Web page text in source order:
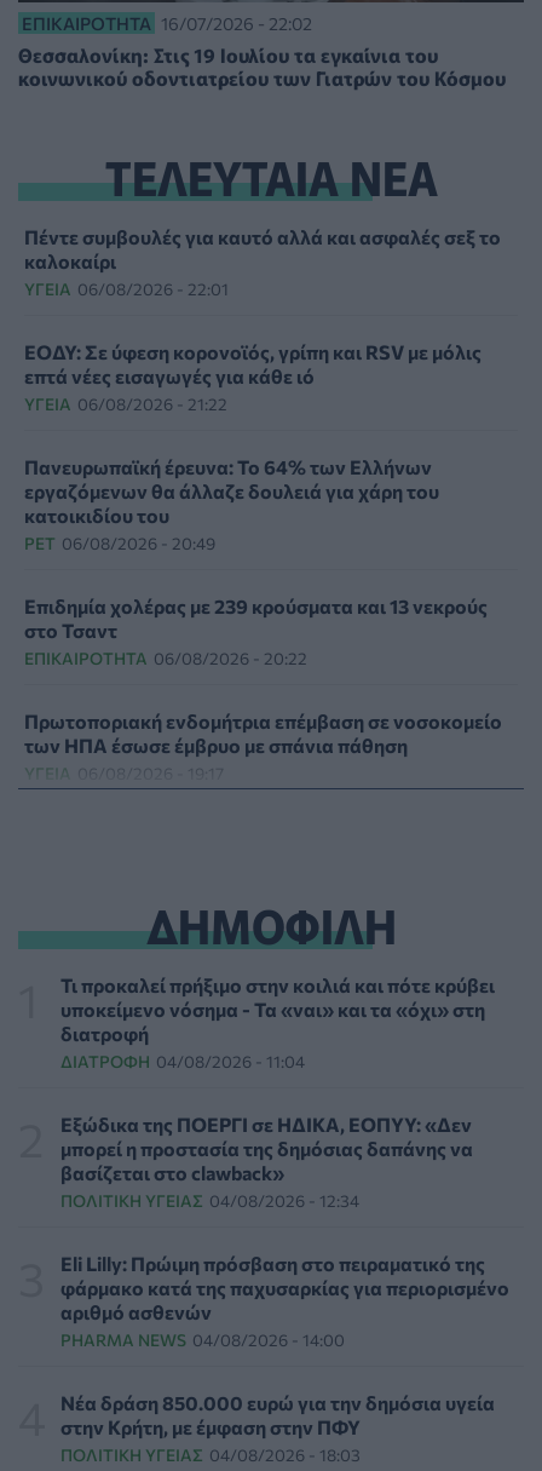
ΕΠΙΚΑΙΡΌΤΗΤΑ 16/07/2026 - 22:02
Θεσσαλονίκη: Στις 19 Ιουλίου τα εγκαίνια του
κοινωνικού οδοντιατρείου των Γιατρών του Κόσμου
ΤΕΛΕΥΤΑΙΑ ΝΕΑ
Πέντε συμβουλές για καυτό αλλά και ασφαλές σεξ το
καλοκαίρι
ΥΓΕΊΑ 06/08/2026 - 22:01
ΕΟΔΥ: Σε ύφεση κορονοϊός, γρίπη και RSV με μόλις
επτά νέες εισαγωγές για κάθε ιό
ΥΓΕΊΑ 06/08/2026 - 21:22
Πανευρωπαϊκή έρευνα: Το 64% των Ελλήνων
εργαζόμενων θα άλλαζε δουλειά για χάρη του
κατοικιδίου του
PET 06/08/2026 - 20:49
Επιδημία χολέρας με 239 κρούσματα και 13 νεκρούς
στο Τσαντ
ΕΠΙΚΑΙΡΌΤΗΤΑ 06/08/2026 - 20:22
Πρωτοποριακή ενδομήτρια επέμβαση σε νοσοκομείο
των ΗΠΑ έσωσε έμβρυο με σπάνια πάθηση
ΥΓΕΊΑ 06/08/2026 - 19:17
Διαβητική αμφιβληστροειδοπάθεια: «Σιωπηλός»
κίνδυνος για την όραση των ασθενών
HEALTH TALK 06/08/2026 - 17:34
Γιατί οι γιατροί διστάζουν να γράψουν ορμονική
ΥΓΕΊΑ 06/08/2026 - 17:01
Γιαννάκος: Πρωτοφανής πίεση στο Νοσοκομείο
Ζακύνθου - Καταγγέλθηκαν οκτώ βιασμοί γυναικών
Έκτακτα μέτρα και στην Καστοριά κατά της διασποράς
της ευλογιάς των προβάτων
ΕΠΙΚΑΙΡΌΤΗΤΑ 06/08/2026 - 16:16
Τα τρία SOS στη μέση ηλικία που εξασφαλίζουν 13
επιπλέον χρόνια χωρίς άνοια
ΥΓΕΊΑ 06/08/2026 - 16:00
ΔΗΜΟΦΙΛΗ
Τι προκαλεί πρήξιμο στην κοιλιά και πότε κρύβει
υποκείμενο νόσημα - Τα «ναι» και τα «όχι» στη
διατροφή
ΔΙΑΤΡΟΦΉ 04/08/2026 - 11:04
Εξώδικα της ΠΟΕΡΓΙ σε ΗΔΙΚΑ, ΕΟΠΥΥ: «Δεν
μπορεί η προστασία της δημόσιας δαπάνης να
βασίζεται στο clawback»
ΠΟΛΙΤΙΚΉ ΥΓΕΊΑΣ 04/08/2026 - 12:34
Eli Lilly: Πρώιμη πρόσβαση στο πειραματικό της
φάρμακο κατά της παχυσαρκίας για περιορισμένο
αριθμό ασθενών
PHARMA NEWS 04/08/2026 - 14:00
Νέα δράση 850.000 ευρώ για την δημόσια υγεία
στην Κρήτη, με έμφαση στην ΠΦΥ
ΠΟΛΙΤΙΚΉ ΥΓΕΊΑΣ 04/08/2026 - 18:03